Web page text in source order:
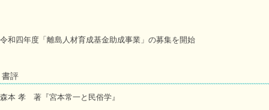
令和四年度「離島人材育成基金助成事業」の募集を開始
書評
森本 孝 著『宮本常一と民俗学』